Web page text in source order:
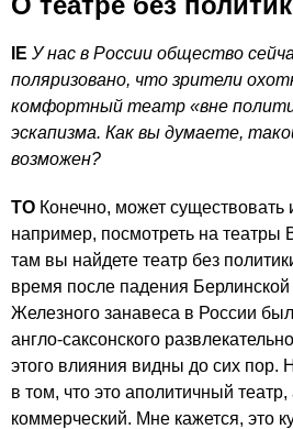
IE У нас в России общество
поляризовано, что зрители
комфортный театр «вне
эскапизма. Как вы думаете,
возможен?
ТО Конечно, может существовать
например, посмотреть на театры
там вы найдете театр без
время после падения
Железного занавеса в России
англо-саксонского
этого влияния видны до сих пор.
в том, что это аполитичный театр,
коммерческий. Мне кажется, это